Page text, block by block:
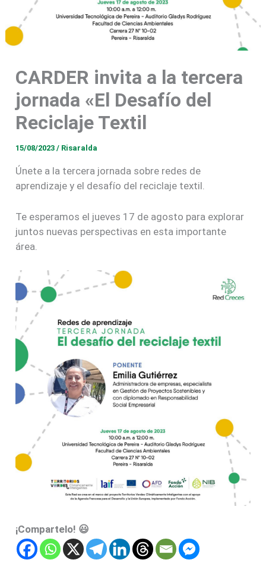
CARDER invita a la tercera
jornada «El Desafío del
Reciclaje Textil
15/08/2023/ Risaralda
Únete a la tercera jornada sobre redes de
aprendizaje y el desafío del reciclaje textil.
Te esperamos el jueves 17 de agosto para explorar
juntos nuevas perspectivas en esta importante
área.
¡Compartelo! 😃